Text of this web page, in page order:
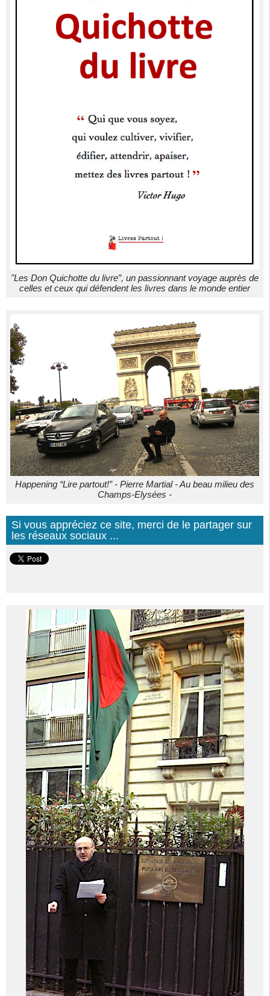
"Les Don Quichotte du livre”, un passionnant voyage auprès de
celles et ceux qui défendent les livres dans le monde entier
Happening “Lire partout!” - Pierre Martial - Au beau milieu des
Champs-Elysées -
Si vous appréciez ce site, merci de le partager sur
les réseaux sociaux ...